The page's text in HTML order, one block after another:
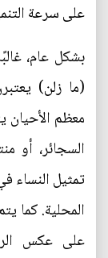
على سرعة
بشكل عام،
(ما زلن)
معظم الأحيان
السجائر، أو
تمثيل النساء
المحلية. كما
على عكس